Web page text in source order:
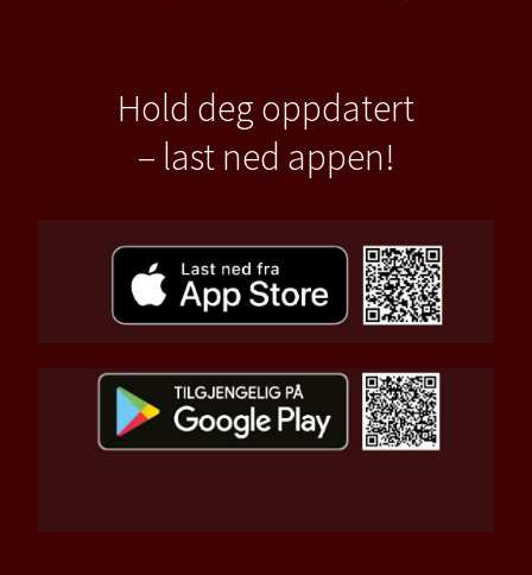
Hold deg oppdatert
– last ned appen!